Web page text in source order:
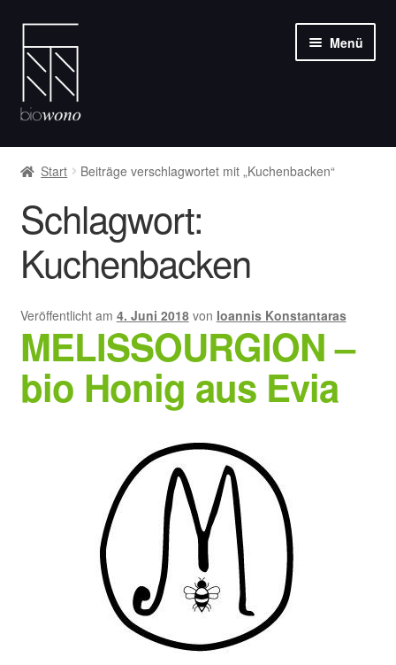
Navigation
springen
Inhalt
springen
Menü
Weine
Feinkost
Blog
Start Beiträge verschlagwortet mit „Kuchenbacken“
Schlagwort:
Kuchenbacken
Veröffentlicht am 4. Juni 2018 von Ioannis Konstantaras
MELISSOURGION –
bio Honig aus Evia